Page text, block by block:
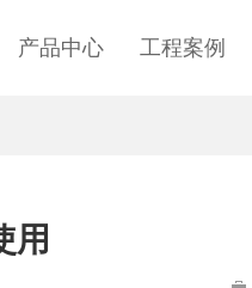
产品中心 工程案例
用